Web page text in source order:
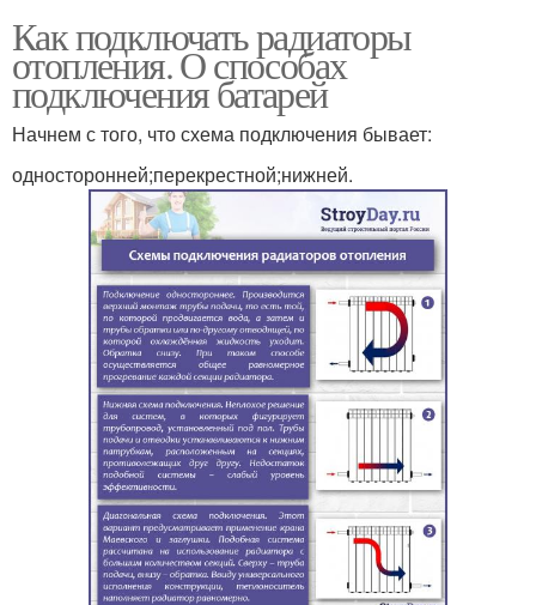
Как подключать радиаторы
отопления. О способах
подключения батарей
Начнем с того, что схема подключения бывает:
односторонней;перекрестной;нижней.